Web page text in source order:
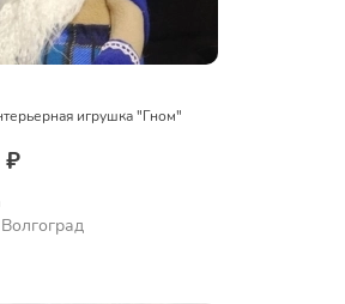
игрушка "Гном"
₽